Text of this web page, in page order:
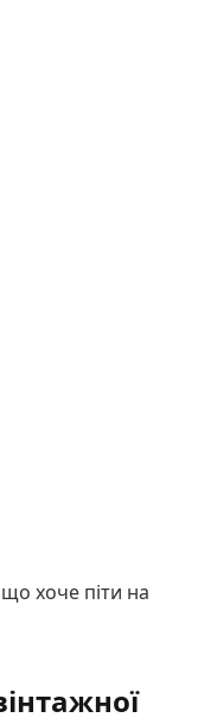
хоче піти на